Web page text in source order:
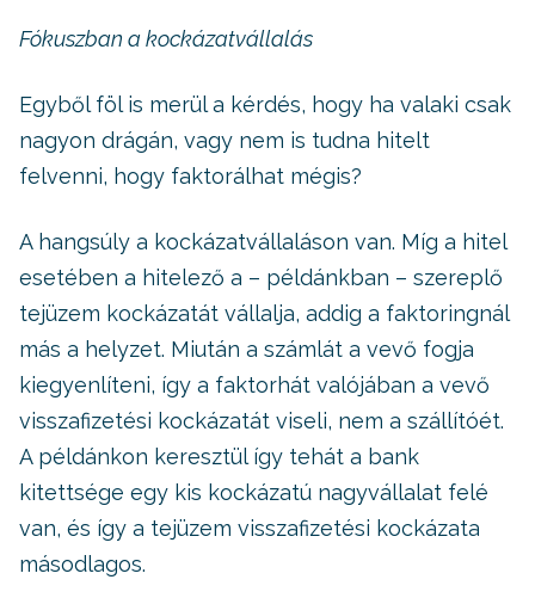
Fókuszban a kockázatvállalás
Egyből föl is merül a kérdés, hogy ha valaki csak
nagyon drágán, vagy nem is tudna hitelt
felvenni, hogy faktorálhat mégis?
A hangsúly a kockázatvállaláson van. Míg a hitel
esetében a hitelező a – példánkban – szereplő
tejüzem kockázatát vállalja, addig a faktoringnál
más a helyzet. Miután a számlát a vevő fogja
kiegyenlíteni, így a faktorhát valójában a vevő
visszafizetési kockázatát viseli, nem a szállítóét.
A példánkon keresztül így tehát a bank
kitettsége egy kis kockázatú nagyvállalat felé
van, és így a tejüzem visszafizetési kockázata
másodlagos.